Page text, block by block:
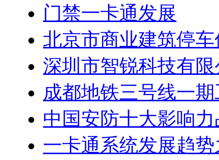
门禁一卡通发展
北京市商业建筑停
深圳市智锐科技有
成都地铁三号线一
中国安防十大影响
一卡通系统发展趋